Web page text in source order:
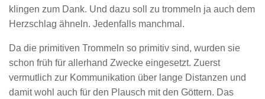
klingen zum Dank. Und dazu soll zu trommeln ja auch dem
Herzschlag ähneln. Jedenfalls manchmal.
Da die primitiven Trommeln so primitiv sind, wurden sie
schon früh für allerhand Zwecke eingesetzt. Zuerst
vermutlich zur Kommunikation über lange Distanzen und
damit wohl auch für den Plausch mit den Göttern. Das